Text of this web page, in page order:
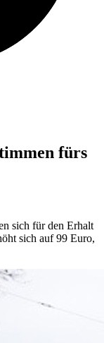
fürs
sich für den Erhalt
sich auf 99 Euro,